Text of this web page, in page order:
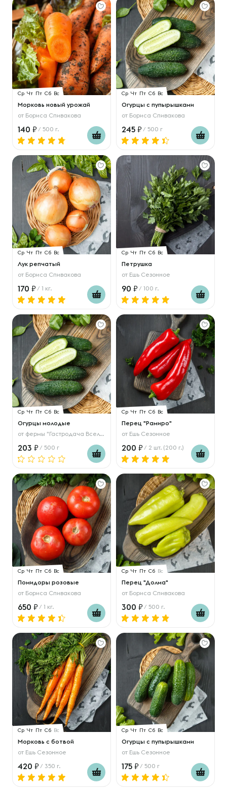
Ср Чт Пт Сб Вс
Морковь новый урожай
от Бориса Спивакова
140 / 500 г.
Ср Чт Пт Сб Вс
Огурцы с пупырышками
от Бориса Спивакова
245 / 500 г
Ср Чт Пт Сб Вс
Лук репчатый
от Бориса Спивакова
170 / 1 кг.
Ср Чт Пт Сб Вс
Петрушка
от Ешь Сезонное
90 / 100 г.
Ср Чт Пт Сб Вс
Огурцы молодые
от фермы "Гастродача Вселуг"
203 / 500 г
Ср Чт Пт Сб Вс
Перец "Рамиро"
от Ешь Сезонное
200 / 2 шт. (200 г.)
Ср Чт Пт Сб Вс
Помидоры розовые
от Бориса Спивакова
650 / 1 кг.
Ср Чт Пт Сб Вс
Перец "Долма"
от Бориса Спивакова
300 / 500 г.
Ср Чт Пт Сб Вс
Морковь с ботвой
от Ешь Сезонное
420 / 350 г.
Ср Чт Пт Сб Вс
Огурцы с пупырышками
от Ешь Сезонное
175 / 500 г